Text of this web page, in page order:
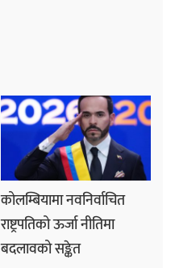
कोलम्बियामा नवनिर्वाचित
राष्ट्रपतिको ऊर्जा नीतिमा
बदलावको सङ्केत